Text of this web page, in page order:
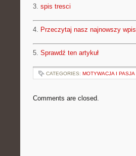
3. spis tresci
4. Przeczytaj nasz najnowszy wpis
5. Sprawdź ten artykuł
CATEGORIES: MOTYWACJA I PASJA
Comments are closed.